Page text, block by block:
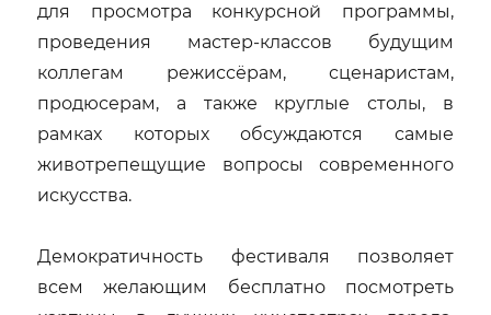
для просмотра конкурсной программы,
проведения мастер-классов будущим
коллегам режиссёрам, сценаристам,
продюсерам, а также круглые столы, в
рамках которых обсуждаются самые
животрепещущие вопросы современного
искусства.
Демократичность фестиваля позволяет
всем желающим бесплатно посмотреть